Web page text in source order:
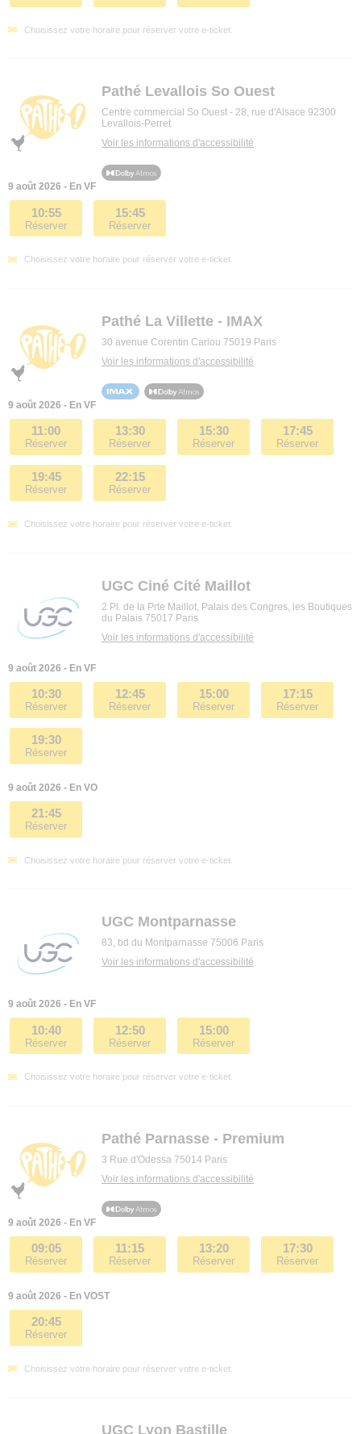
Choisissez votre horaire pour réserver votre e-ticket.
Pathé Levallois So Ouest
Centre commercial So Ouest - 28, rue d'Alsace 92300
Levallois-Perret
Voir les informations d'accessibilité
9 août 2026 - En VF
10:55
Réserver
15:45
Réserver
Choisissez votre horaire pour réserver votre e-ticket.
Pathé La Villette - IMAX
30 avenue Corentin Cariou 75019 Paris
Voir les informations d'accessibilité
9 août 2026 - En VF
11:00
Réserver
13:30
Réserver
15:30
Réserver
17:45
Réserver
19:45
Réserver
22:15
Réserver
Choisissez votre horaire pour réserver votre e-ticket.
UGC Ciné Cité Maillot
2 Pl. de la Prte Maillot, Palais des Congres, les Boutiques
du Palais 75017 Paris
Voir les informations d'accessibilité
9 août 2026 - En VF
10:30
Réserver
12:45
Réserver
15:00
Réserver
17:15
Réserver
19:30
Réserver
9 août 2026 - En VO
21:45
Réserver
Choisissez votre horaire pour réserver votre e-ticket.
UGC Montparnasse
83, bd du Montparnasse 75006 Paris
Voir les informations d'accessibilité
9 août 2026 - En VF
10:40
Réserver
12:50
Réserver
15:00
Réserver
Choisissez votre horaire pour réserver votre e-ticket.
Pathé Parnasse - Premium
3 Rue d'Odessa 75014 Paris
Voir les informations d'accessibilité
9 août 2026 - En VF
09:05
Réserver
11:15
Réserver
13:20
Réserver
17:30
Réserver
9 août 2026 - En VOST
20:45
Réserver
Choisissez votre horaire pour réserver votre e-ticket.
UGC Lyon Bastille